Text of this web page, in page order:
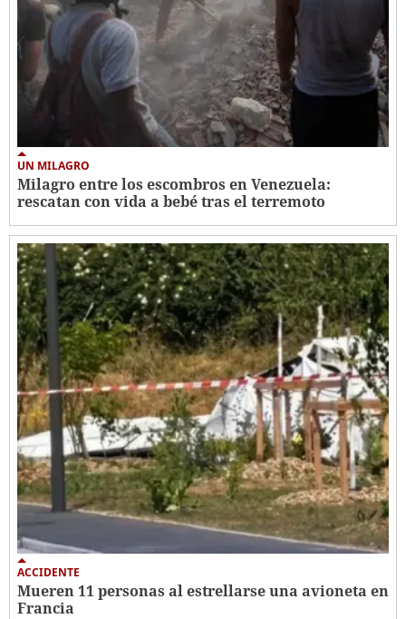
UN MILAGRO
Milagro entre los escombros en Venezuela:
rescatan con vida a bebé tras el terremoto
ACCIDENTE
Mueren 11 personas al estrellarse una avioneta en
Francia